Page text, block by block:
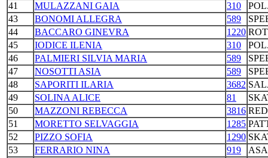
41
MULAZZANI GAIA 310
43
BONOMI ALLEGRA 589
44
BACCARO GINEVRA 1220
45
IODICE ILENIA 310
46
PALMIERI SILVIA MARIA 589
47
NOSOTTI ASIA 589
48
SAPORITI ILARIA 3682
49
SOLINA ALICE 81
50
MAZZONI REBECCA 3816
51
MORETTO SELVAGGIA 1285
52
PIZZO SOFIA 1290
53
FERRARIO NINA 919 ASA